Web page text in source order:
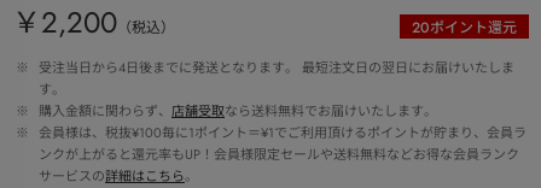
￥2,200 （税込） 20ポイント還元
※
受注当日から4日後までに発送となります。 最短注文日の翌日にお届けいたしま
す。
※
購入金額に関わらず、 店舗受取なら送料無料でお届けいたします。
※
会員様は、税抜¥100毎に1ポイント＝¥1でご利用頂けるポイントが貯まり、会員ラ
ンクが上がると還元率もUP！会員様限定セールや送料無料などお得な会員ランク
サービスの詳細はこちら。